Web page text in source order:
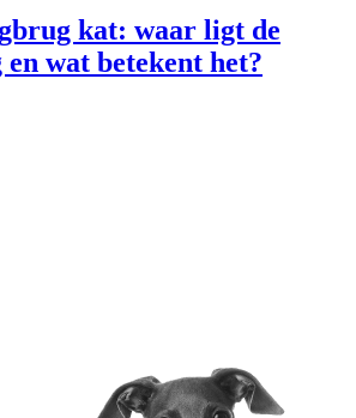
kat: waar ligt de
wat betekent het?